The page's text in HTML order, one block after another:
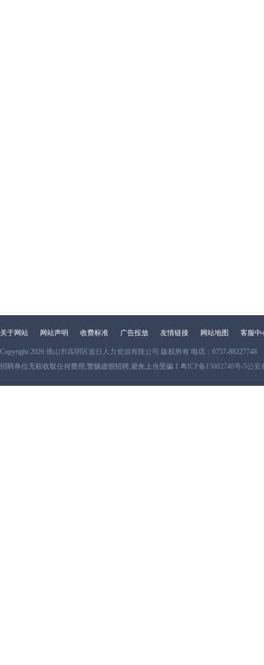
关于网站 网站声明 收费标准 广告投放 友情链接 网站地图 客服中
Copyright 2026 佛山市高明区追日人力资源有限公司 版权所有 电话：0757-88227748
招聘单位无权收取任何费用,警惕虚假招聘,避免上当受骗 1 粤ICP备15002740号-5公安